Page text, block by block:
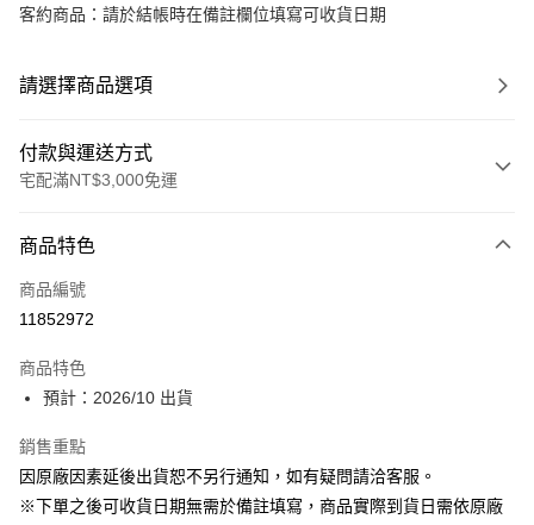
客約商品：請於結帳時在備註欄位填寫可收貨日期
請選擇商品選項
付款與運送方式
宅配滿NT$3,000免運
信用卡一次付款
Apple Pay
運送方式
預購-宅配(舊)
每筆NT$120，滿NT$3,000(含以上)免運費
商品特色
商品編號
11852972
商品特色
預計：2026/10 出貨
銷售重點
因原廠因素延後出貨恕不另行通知，如有疑問請洽客服。
※下單之後可收貨日期無需於備註填寫，商品實際到貨日需依原廠